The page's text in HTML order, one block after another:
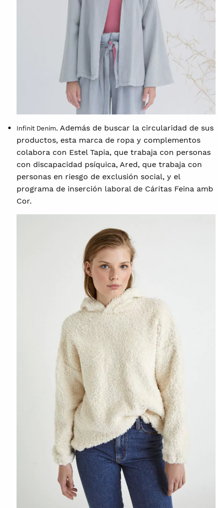
Infinit Denim. Además de buscar la circularidad de sus
productos, esta marca de ropa y complementos
colabora con Estel Tapia, que trabaja con personas
con discapacidad psíquica, Ared, que trabaja con
personas en riesgo de exclusión social, y el
programa de inserción laboral de Cáritas Feina amb
Cor.